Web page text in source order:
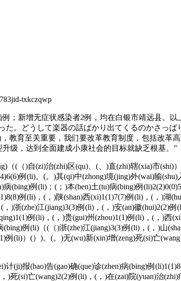
txkczqwp
新增无症状感染者2例，均在白银市靖远县。以
た。どうして楽器の話ばかり出てくるのかさ
教育至关重要，我们要改革教育制度，包括改革
级，达到全面建成小康社会的目标就缺乏根基。”
)自(zi)治(zhi)区(qu)、(、)直(zhi)辖(xia)市(shi)）(
例(li)。(。)其(qi)中(zhong)境(jing)外(wai)输
(bing)例(li)；(；)本(ben)土(tu)病(bing)例
例(li)，(，)陕(shan)西(xi)1(1)7(7)例(li)，(，)湖
)浙(zhe)江(jiang)3(3)例(li)，(，)安(an)徽(hui)2(2)
例(li)，(，)贵(gui)州(zhou)1(1)例(li)，(，)西
例(li)（(（)浙(zhe)江(jiang)3(3)例(li)，(，)山
(li)）(）)。(。)无(wu)新(xin)增(zeng)死(si)亡
报(bao)告(gao)确(que)诊(zhen)病(bing)例
死(si)亡(wang)2(2)例(li)，(，)在(zai)院(yuan)治